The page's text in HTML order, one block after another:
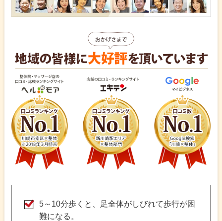
5～10分歩くと、足全体がしびれて歩行が困
難になる。